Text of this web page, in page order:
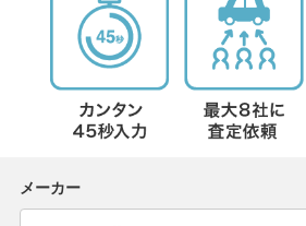
メーカー